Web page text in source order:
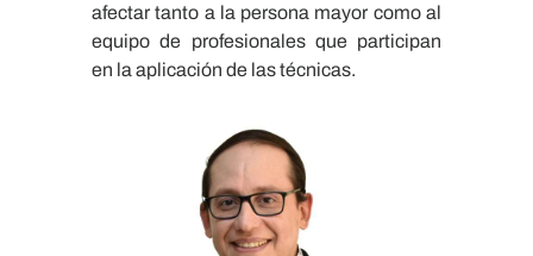
afectar tanto a la persona mayor como al
equipo de profesionales que participan
en la aplicación de las técnicas.